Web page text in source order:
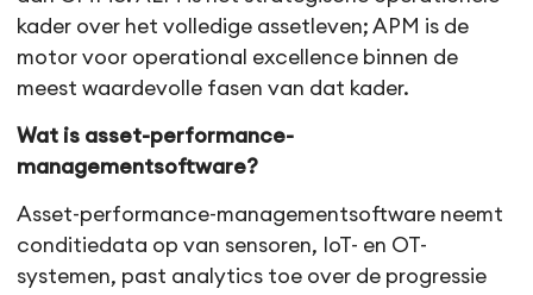
kader over het volledige assetleven; APM is de
motor voor operational excellence binnen de
meest waardevolle fasen van dat kader.
Wat is asset-performance-
managementsoftware?
Asset-performance-managementsoftware neemt
conditiedata op van sensoren, IoT- en OT-
systemen, past analytics toe over de progressie